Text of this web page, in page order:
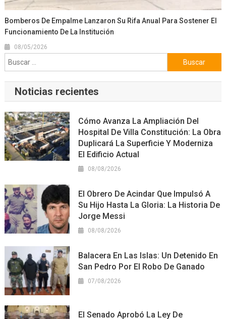
Bomberos De Empalme Lanzaron Su Rifa Anual Para Sostener El
Funcionamiento De La Institución
08/05/2026
Buscar:
Noticias recientes
Cómo Avanza La Ampliación Del
Hospital De Villa Constitución: La Obra
Duplicará La Superficie Y Moderniza
El Edificio Actual
08/08/2026
El Obrero De Acindar Que Impulsó A
Su Hijo Hasta La Gloria: La Historia De
Jorge Messi
08/08/2026
Balacera En Las Islas: Un Detenido En
San Pedro Por El Robo De Ganado
07/08/2026
El Senado Aprobó La Ley De